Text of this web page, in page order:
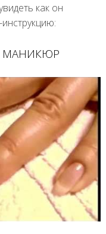
как он
МАНИКЮР